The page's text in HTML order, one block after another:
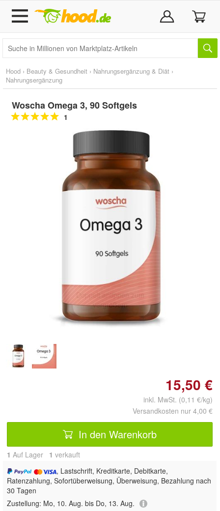
Hood › Beauty & Gesundheit › Nahrungsergänzung & Diät ›
Nahrungsergänzung
Woscha Omega 3, 90 Softgels
1
Doppelt antippen zum
vergrößern
15,50 €
inkl. MwSt. (0,11 €/kg)
Versandkosten nur 4,00 €
In den Warenkorb
1 Auf Lager 1 verkauft
, Lastschrift, Kreditkarte, Debitkarte,
Ratenzahlung, Sofortüberweisung, Überweisung, Bezahlung nach
30 Tagen
Zustellung: Mo, 10. Aug. bis Do, 13. Aug.